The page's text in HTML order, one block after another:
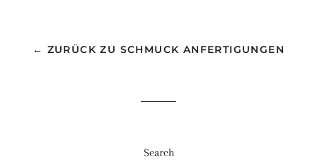
← ZURÜCK ZU SCHMUCK ANFERTIGUNGEN
Search